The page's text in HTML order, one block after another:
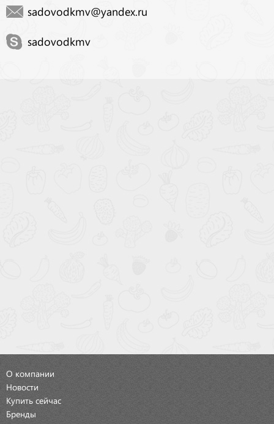
sadovodkmv@yandex.ru
sadovodkmv
О компании
Новости
Купить сейчас
Бренды